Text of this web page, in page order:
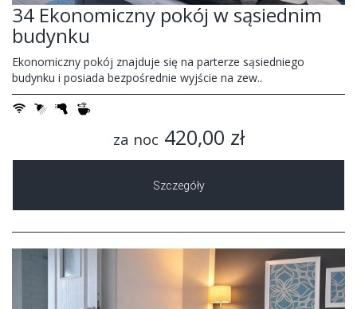
34 Ekonomiczny pokój w sąsiednim
budynku
Ekonomiczny pokój znajduje się na parterze sąsiedniego
budynku i posiada bezpośrednie wyjście na zew..
za noc 420,00 zł
Szczegóły